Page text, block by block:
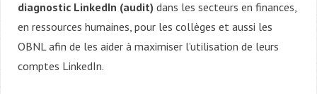
diagnostic LinkedIn (audit) dans les secteurs en finances,
en ressources humaines, pour les collèges et aussi les
OBNL afin de les aider à maximiser l’utilisation de leurs
comptes LinkedIn.